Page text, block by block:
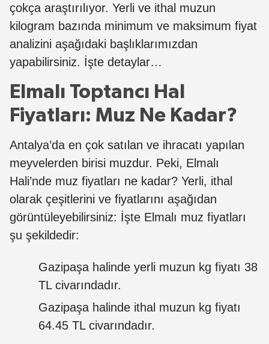
çokça araştırılıyor. Yerli ve ithal muzun
kilogram bazında minimum ve maksimum fiyat
analizini aşağıdaki başlıklarımızdan
yapabilirsiniz. İşte detaylar…
Elmalı Toptancı Hal
Fiyatları: Muz Ne Kadar?
Antalya’da en çok satılan ve ihracatı yapılan
meyvelerden birisi muzdur. Peki, Elmalı
Hali’nde muz fiyatları ne kadar? Yerli, ithal
olarak çeşitlerini ve fiyatlarını aşağıdan
görüntüleyebilirsiniz: İşte Elmalı muz fiyatları
şu şekildedir:
Gazipaşa halinde yerli muzun kg fiyatı 38
TL civarındadır.
Gazipaşa halinde ithal muzun kg fiyatı
64.45 TL civarındadır.